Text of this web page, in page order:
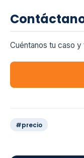
Cuéntanos tu caso
#precio